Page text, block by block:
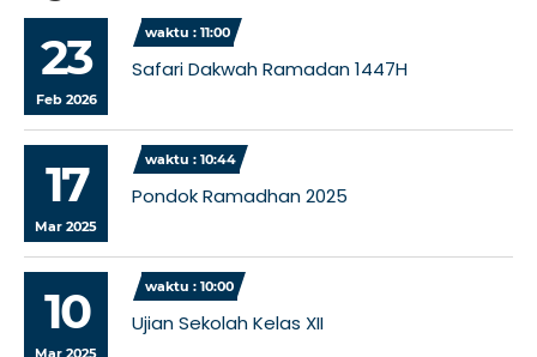
23
Feb 2026
waktu : 11:00
Safari Dakwah Ramadan 1447H
17
Mar 2025
waktu : 10:44
Pondok Ramadhan 2025
10
Mar 2025
waktu : 10:00
Ujian Sekolah Kelas XII